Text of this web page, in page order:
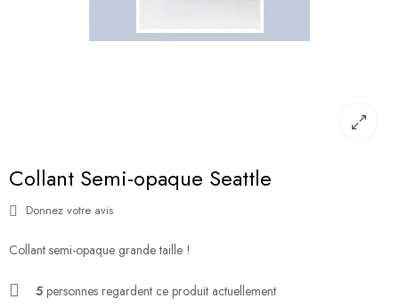
Collant Semi-opaque Seattle
Donnez votre avis
Collant semi-opaque grande taille !
5 personnes regardent ce produit actuellement